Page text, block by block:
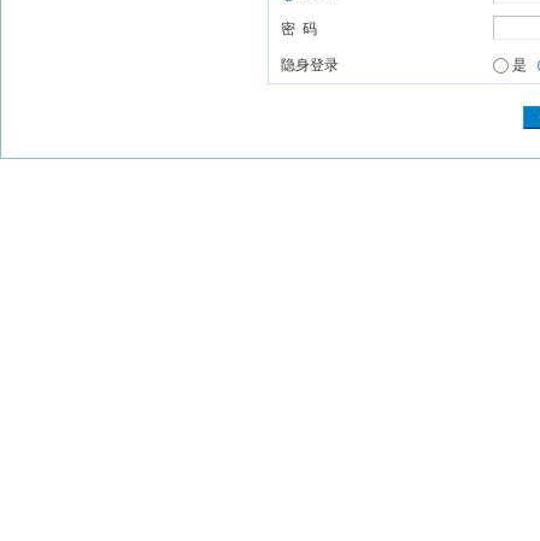
密 码
隐身登录 是